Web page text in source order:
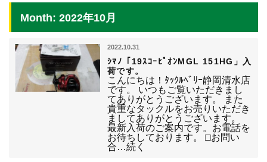
Month: 2022年10月
2022.10.31
ｼﾏﾉ「19ｽｺｰﾋﾟｵﾝMGL 151HG」入
荷です。
こんにちは！ﾀｯｸﾙﾍﾞﾘｰ静岡清水店
です。 いつもご覧いただきまし
てありがとうございます。 また
貴重なタックルをお売りいただき
ましてありがとうございます。
最新入荷のご案内です。お電話を
お待ちしております。 □お問い
合…続く